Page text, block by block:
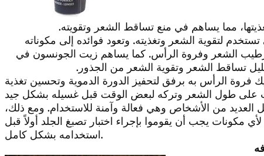
مما يساهم في منع تساقط الشعر وتقويته.
لتقوية الشعر وتغذيته. وتعود فوائده إلى مكوناته
وترطيب الشعر وفروة الرأس. كما يساهم زيت الجونسون في
تساقط الشعر وتقوية الشعر من الجذور.
الرأس به برفق لتحفيز الدورة الدموية وتحسين تغذية
من الأشخاص وهي فعالة وآمنة للاستخدام. ومع ذلك،
يجب أن يقوموا بإجراء اختبار تصبغ الجلد أولاً قبل
استخدامه بشكل كامل.